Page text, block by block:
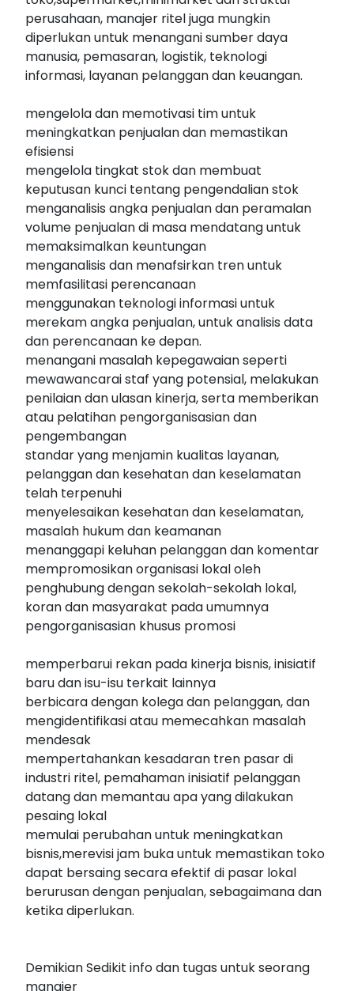
perusahaan, manajer ritel juga mungkin
diperlukan untuk menangani sumber daya
manusia, pemasaran, logistik, teknologi
informasi, layanan pelanggan dan keuangan.
mengelola dan memotivasi tim untuk
meningkatkan penjualan dan memastikan
efisiensi
mengelola tingkat stok dan membuat
keputusan kunci tentang pengendalian stok
menganalisis angka penjualan dan peramalan
volume penjualan di masa mendatang untuk
memaksimalkan keuntungan
menganalisis dan menafsirkan tren untuk
memfasilitasi perencanaan
menggunakan teknologi informasi untuk
merekam angka penjualan, untuk analisis data
dan perencanaan ke depan.
menangani masalah kepegawaian seperti
mewawancarai staf yang potensial, melakukan
penilaian dan ulasan kinerja, serta memberikan
atau pelatihan pengorganisasian dan
pengembangan
standar yang menjamin kualitas layanan,
pelanggan dan kesehatan dan keselamatan
telah terpenuhi
menyelesaikan kesehatan dan keselamatan,
masalah hukum dan keamanan
menanggapi keluhan pelanggan dan komentar
mempromosikan organisasi lokal oleh
penghubung dengan sekolah-sekolah lokal,
koran dan masyarakat pada umumnya
pengorganisasian khusus promosi
memperbarui rekan pada kinerja bisnis, inisiatif
baru dan isu-isu terkait lainnya
berbicara dengan kolega dan pelanggan, dan
mengidentifikasi atau memecahkan masalah
mendesak
mempertahankan kesadaran tren pasar di
industri ritel, pemahaman inisiatif pelanggan
datang dan memantau apa yang dilakukan
pesaing lokal
memulai perubahan untuk meningkatkan
bisnis,merevisi jam buka untuk memastikan toko
dapat bersaing secara efektif di pasar lokal
berurusan dengan penjualan, sebagaimana dan
ketika diperlukan.
Demikian Sedikit info dan tugas untuk seorang
manajer